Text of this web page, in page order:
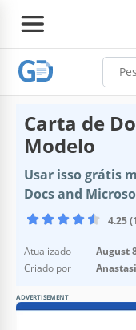
Carta de
Modelo
Usar isso grátis
Docs and
4.25
Atualizado
August
Criado por
ADVERTISEMENT